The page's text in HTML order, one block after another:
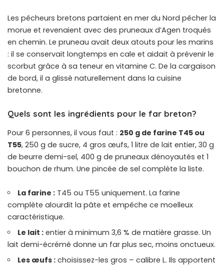
Les pêcheurs bretons partaient en mer du Nord pêcher la
morue et revenaient avec des pruneaux d’Agen troqués
en chemin. Le pruneau avait deux atouts pour les marins
: il se conservait longtemps en cale et aidait à prévenir le
scorbut grâce à sa teneur en vitamine C. De la cargaison
de bord, il a glissé naturellement dans la cuisine
bretonne.
Quels sont les ingrédients pour le far breton?
Pour 6 personnes, il vous faut : 250 g de farine T45 ou
T55, 250 g de sucre, 4 gros œufs, 1 litre de lait entier, 30 g
de beurre demi-sel, 400 g de pruneaux dénoyautés et 1
bouchon de rhum. Une pincée de sel complète la liste.
La farine : T45 ou T55 uniquement. La farine
complète alourdit la pâte et empêche ce moelleux
caractéristique.
Le lait : entier à minimum 3,6 % de matière grasse. Un
lait demi-écrémé donne un far plus sec, moins onctueux.
Les œufs : choisissez-les gros – calibre L. Ils apportent